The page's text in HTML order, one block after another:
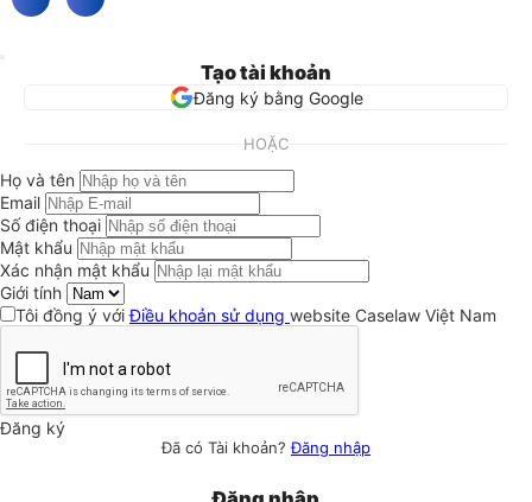
Tạo tài khoản
Đăng ký bằng Google
HOẶC
Họ và tên
Email
Số điện thoại
Mật khẩu
Xác nhận mật khẩu
Giới tính
Tôi đồng ý vớiĐiều khoản sử dụng website Caselaw Việt Nam
Đăng ký
Đã có Tài khoản?Đăng nhập